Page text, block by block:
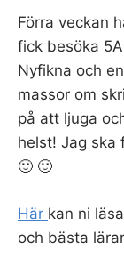
Förra veckan
fick besöka
Nyfikna och
massor om
på att ljuga
helst! Jag ska
🙂 🙂
Här kan ni
och bästa